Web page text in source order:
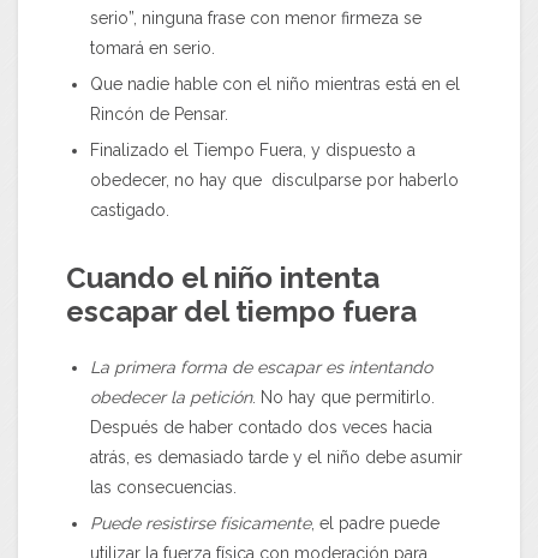
serio”, ninguna frase con menor firmeza se
tomará en serio.
Que nadie hable con el niño mientras está en el
Rincón de Pensar.
Finalizado el Tiempo Fuera, y dispuesto a
obedecer, no hay que disculparse por haberlo
castigado.
Cuando el niño intenta
escapar del tiempo fuera
La primera forma de escapar es intentando
obedecer la petición. No hay que permitirlo.
Después de haber contado dos veces hacia
atrás, es demasiado tarde y el niño debe asumir
las consecuencias.
Puede resistirse físicamente, el padre puede
utilizar la fuerza física con moderación para